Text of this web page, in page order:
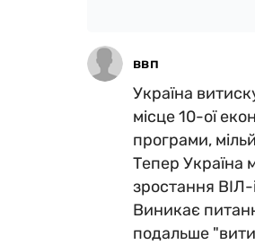
ввп
Україна
місце 10-ої
програми,
Тепер Україна
зростання ВІЛ-
Виникає
подальше